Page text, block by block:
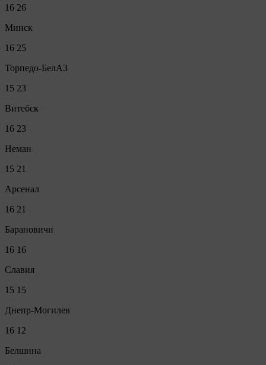
16 26
Минск
16 25
Торпедо-БелАЗ
15 23
Витебск
16 23
Неман
15 21
Арсенал
16 21
Барановичи
16 16
Славия
15 15
Днепр-Могилев
16 12
Белшина